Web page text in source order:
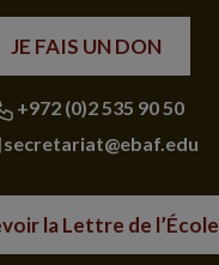
JE FAIS UN DON
+972 (0)2 535 90 50
secretariat@ebaf.edu
la Lettre de l’École